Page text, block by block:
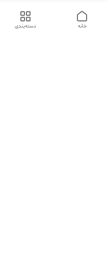
دسته‌بندی خانه